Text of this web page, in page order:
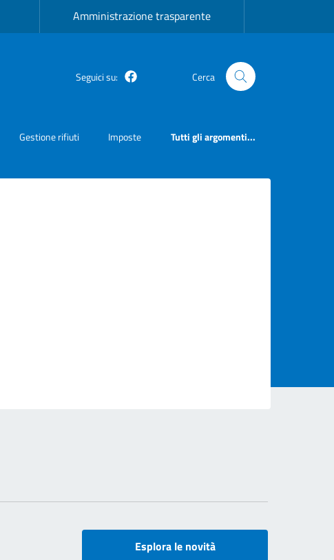
Amministrazione trasparente
Seguici su: Facebook Cerca
Gestione rifiuti Imposte Tutti gli argomenti...
Esplora le novità